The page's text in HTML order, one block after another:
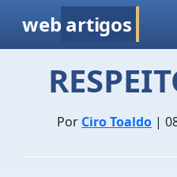
web artigos
Por Ciro Toaldo |